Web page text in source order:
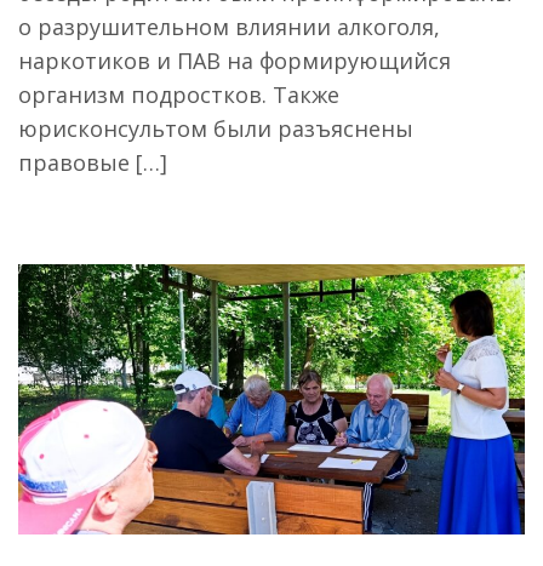
о разрушительном влиянии алкоголя,
наркотиков и ПАВ на формирующийся
организм подростков. Также
юрисконсультом были разъяснены
правовые […]